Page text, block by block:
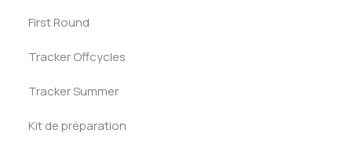
First Round
Tracker Offcycles
Tracker Summer
Kit de préparation